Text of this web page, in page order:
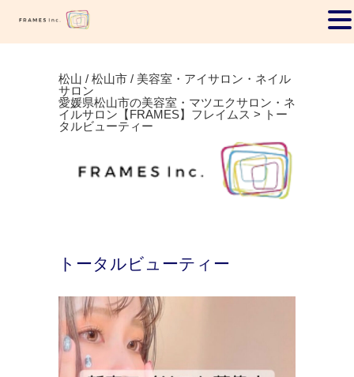
松山 / 松山市 / 美容室・アイサロン・ネイル
サロン
愛媛県松山市の美容室・マツエクサロン・ネ
イルサロン【FRAMES】フレイムス > トー
タルビューティー
トータルビューティー